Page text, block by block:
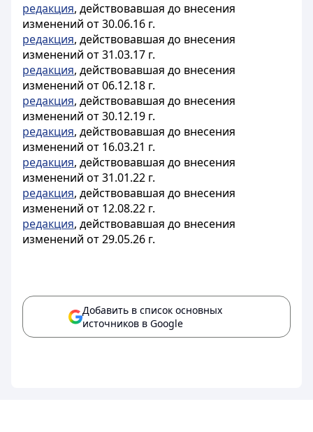
редакция, действовавшая до внесения
изменений от 30.06.16 г.
редакция, действовавшая до внесения
изменений от 31.03.17 г.
редакция, действовавшая до внесения
изменений от 06.12.18 г.
редакция, действовавшая до внесения
изменений от 30.12.19 г.
редакция, действовавшая до внесения
изменений от 16.03.21 г.
редакция, действовавшая до внесения
изменений от 31.01.22 г.
редакция, действовавшая до внесения
изменений от 12.08.22 г.
редакция, действовавшая до внесения
изменений от 29.05.26 г.
Добавить в список основных
источников в Google